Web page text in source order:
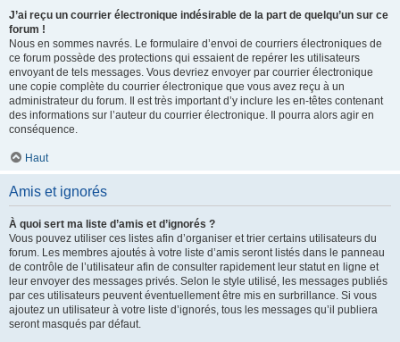
J’ai reçu un courrier électronique indésirable de la part de quelqu’un sur ce
forum !
Nous en sommes navrés. Le formulaire d’envoi de courriers électroniques de
ce forum possède des protections qui essaient de repérer les utilisateurs
envoyant de tels messages. Vous devriez envoyer par courrier électronique
une copie complète du courrier électronique que vous avez reçu à un
administrateur du forum. Il est très important d’y inclure les en-têtes contenant
des informations sur l’auteur du courrier électronique. Il pourra alors agir en
conséquence.
Haut
Amis et ignorés
À quoi sert ma liste d’amis et d’ignorés ?
Vous pouvez utiliser ces listes afin d’organiser et trier certains utilisateurs du
forum. Les membres ajoutés à votre liste d’amis seront listés dans le panneau
de contrôle de l’utilisateur afin de consulter rapidement leur statut en ligne et
leur envoyer des messages privés. Selon le style utilisé, les messages publiés
par ces utilisateurs peuvent éventuellement être mis en surbrillance. Si vous
ajoutez un utilisateur à votre liste d’ignorés, tous les messages qu’il publiera
seront masqués par défaut.